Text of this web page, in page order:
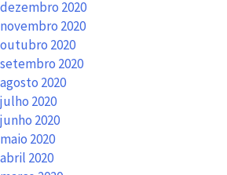
dezembro 2020
novembro 2020
outubro 2020
setembro 2020
agosto 2020
julho 2020
junho 2020
maio 2020
abril 2020